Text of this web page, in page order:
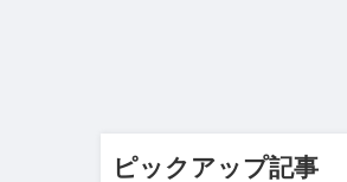
ピックアップ記事